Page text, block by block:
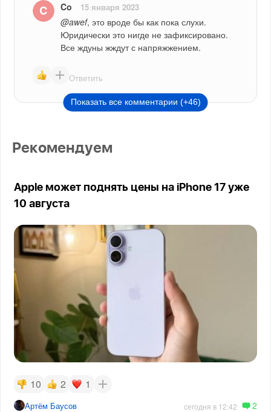
Co 15 января 2023
@awef, это вроде бы как пока слухи.
Юридически это нигде не зафиксировано.
Все ждуны жждут с напряжжением.
Ответить
Показать все комментарии (+46)
Рекомендуем
Apple может поднять цены на iPhone 17 уже
10 августа
10 2 1
Артём Баусов сегодня в 12:42 2